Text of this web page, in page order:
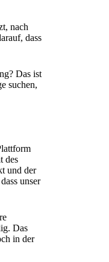
nach
dass
Das ist
suchen,
des
und der
unser
Das
in der